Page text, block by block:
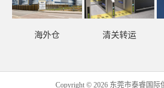
海外仓 清关转运
Copyright © 2026 东莞市泰睿国